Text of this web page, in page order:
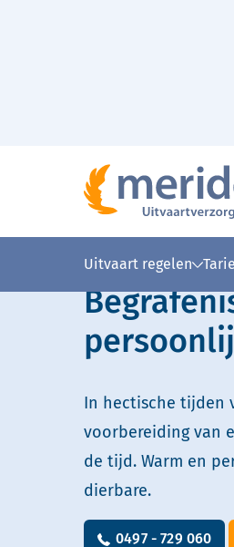
Uitvaart regelen
Lees voor
In hectische tijden
voorbereiding van
de tijd. Warm en
dierbare.
0497 - 729 060